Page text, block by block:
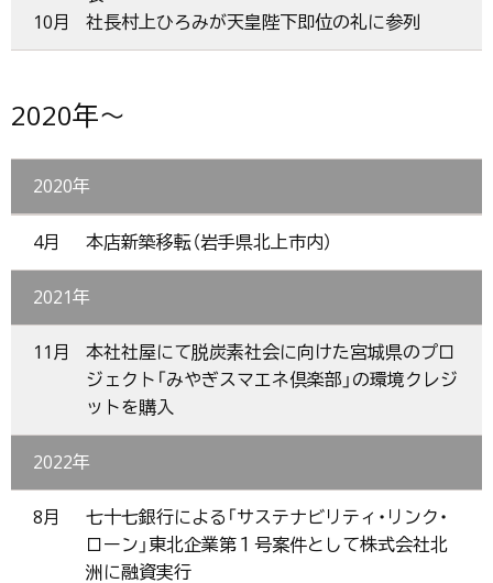
10月
社長村上ひろみが天皇陛下即位の礼に参列
2020年～
2020年
4月 本店新築移転（岩手県北上市内）
2021年
11月
本社社屋にて脱炭素社会に向けた宮城県のプロ
ジェクト「みやぎスマエネ倶楽部」の環境クレジ
ットを購入
2022年
8月
七十七銀行による「サステナビリティ・リンク・
ローン」東北企業第１号案件として株式会社北
洲に融資実行